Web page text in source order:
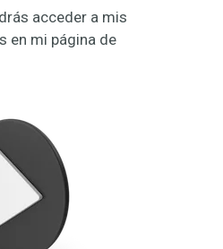
acceder a mis
en mi página de